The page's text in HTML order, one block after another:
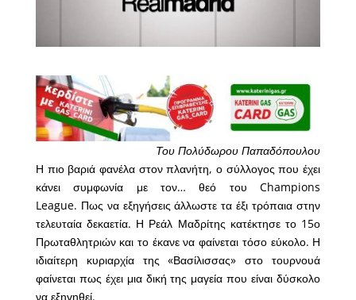
Του Πολύδωρου Παπαδόπουλου
Η πιο βαριά φανέλα στον πλανήτη, ο σύλλογος που έχει
κάνει συμφωνία με τον… θεό του Champions
League. Πως να εξηγήσεις άλλωστε τα έξι τρόπαια στην
τελευταία δεκαετία. Η Ρεάλ Μαδρίτης κατέκτησε το 15ο
Πρωταθλητριών και το έκανε να φαίνεται τόσο εύκολο. Η
ιδιαίτερη κυριαρχία της «Βασίλισσας» στο τουρνουά
φαίνεται πως έχει μια δική της μαγεία που είναι δύσκολο
να εξηγηθεί.